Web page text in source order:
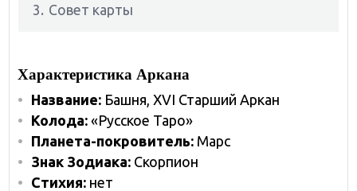
3. Совет карты
Характеристика Аркана
Название: Башня, XVI Старший Аркан
Колода: «Русское Таро»
Планета-покровитель: Марс
Знак Зодиака: Скорпион
Стихия: нет